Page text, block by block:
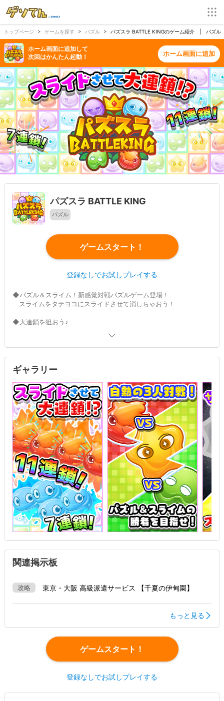
トップページ ゲームを探す パズル パズスラ BATTLE KINGのゲーム紹介 | パズル
ホーム画面に追加して
次回はかんたん起動！
ホーム画面に追加
パズスラ BATTLE KING
パズル
ゲームスタート！
登録なしでお試しプレイする
◆パズル＆スライム！新感覚対戦パズルゲーム登場！
スライムをタテヨコにスライドさせて消しちゃおう！
◆大連鎖を狙おう♪
さらに色違いのスライムを巻き込んだり、
沢山のスライムを同時に消すとボーナスも発生！
ハイスコアを目指して爽快プレイを楽しもう！
◆シンプルな級段位制を採用♪難易度もステップアップ方式♪
困ったときに安心の「お助けアイテム」も盛りだくさん♪
ギャラリー
関連掲示板
攻略 東京・大阪 高級派遣サービス 【千夏の伊甸園】
もっと見る
ゲームスタート！
登録なしでお試しプレイする